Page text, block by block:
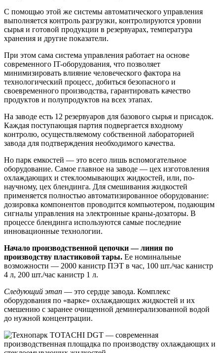
С помощью этой же системы автоматического управления
выполняется контроль разгрузки, контролируются уровни
сырья и готовой продукции в резервуарах, температура
хранения и другие показатели.
При этом сама система управления работает на основе
современного IT-оборудования, что позволяет
минимизировать влияние человеческого фактора на
технологический процесс, добиться безопасного и
своевременного производства, гарантировать качество
продуктов и полупродуктов на всех этапах.
На заводе есть 12 резервуаров для базового сырья и присадок.
Каждая поступающая партия подвергается входному
контролю, осуществляемому собственной лабораторией
завода для подтверждения необходимого качества.
Но парк емкостей — это всего лишь вспомогательное
оборудование. Самое главное на заводе — цех изготовления
охлаждающих и стеклоомывающих жидкостей, или, по-
научному, цех блендинга. Для смешивания жидкостей
применяется полностью автоматизированное оборудование:
дозировка компонентов проводится компьютером, подающим
сигналы управления на электронные краны-дозаторы. В
процессе блендинга используются самые последние
инновационные технологии.
Начало производственной цепочки — линия по
производству пластиковой тары. Ее номинальные
возможности — 2000 канистр ПЭТ в час, 100 шт./час канистр
4 л, 200 шт./час канистр 1 л.
Следующий этап — это сердце завода. Комплекс
оборудования по «варке» охлаждающих жидкостей и их
смешению с заранее очищенной деминерализованной водой
до нужной концентрации.